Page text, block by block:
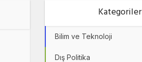
Kategoriler
Bilim ve Teknoloji
Dış Politika